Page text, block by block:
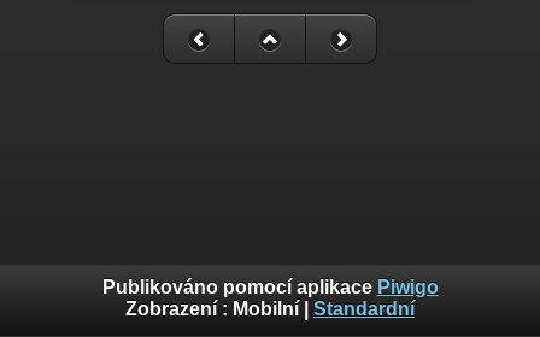
Publikováno pomocí aplikace Piwigo
Zobrazení : Mobilní Standardní